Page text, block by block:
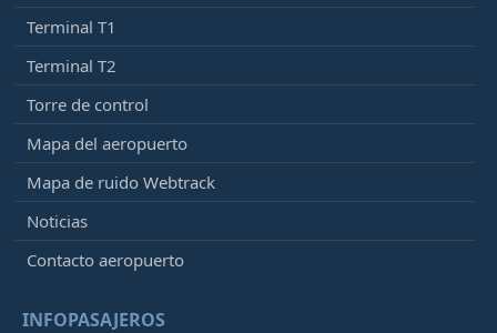
Terminal T1
Terminal T2
Torre de control
Mapa del aeropuerto
Mapa de ruido Webtrack
Noticias
Contacto aeropuerto
INFOPASAJEROS